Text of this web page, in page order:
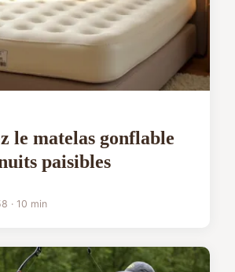
le matelas gonflable
paisibles
· 10 min